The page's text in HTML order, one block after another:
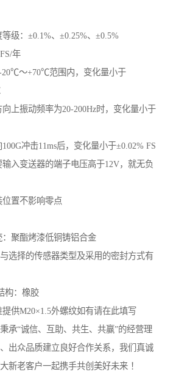
级：±0.1%、±0.25%、±0.5%
年
～+70℃范围内，变化量小于
上振动频率为20-200Hz时，变化量小于
冲击11ms后，变化量小于±0.02% FS
入变送器的端子电压高于12V，就无负
置不影响零点
聚酯烤漆低铜铸铝合金
选择的传感器类型及采用的密封方式有
构：橡胶
供M20×1.5外螺纹如有请在此填写
承“诚信、互助、共生、共赢”的经营理
出众品质建立良好合作关系，我们真诚
新老客户一起携手共创美好未来 ！